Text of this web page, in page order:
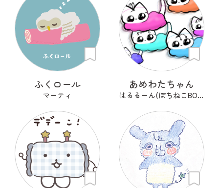
ふくロール
マーティ
あめわたちゃん
はるるーん(ぽちねこBOOKS)